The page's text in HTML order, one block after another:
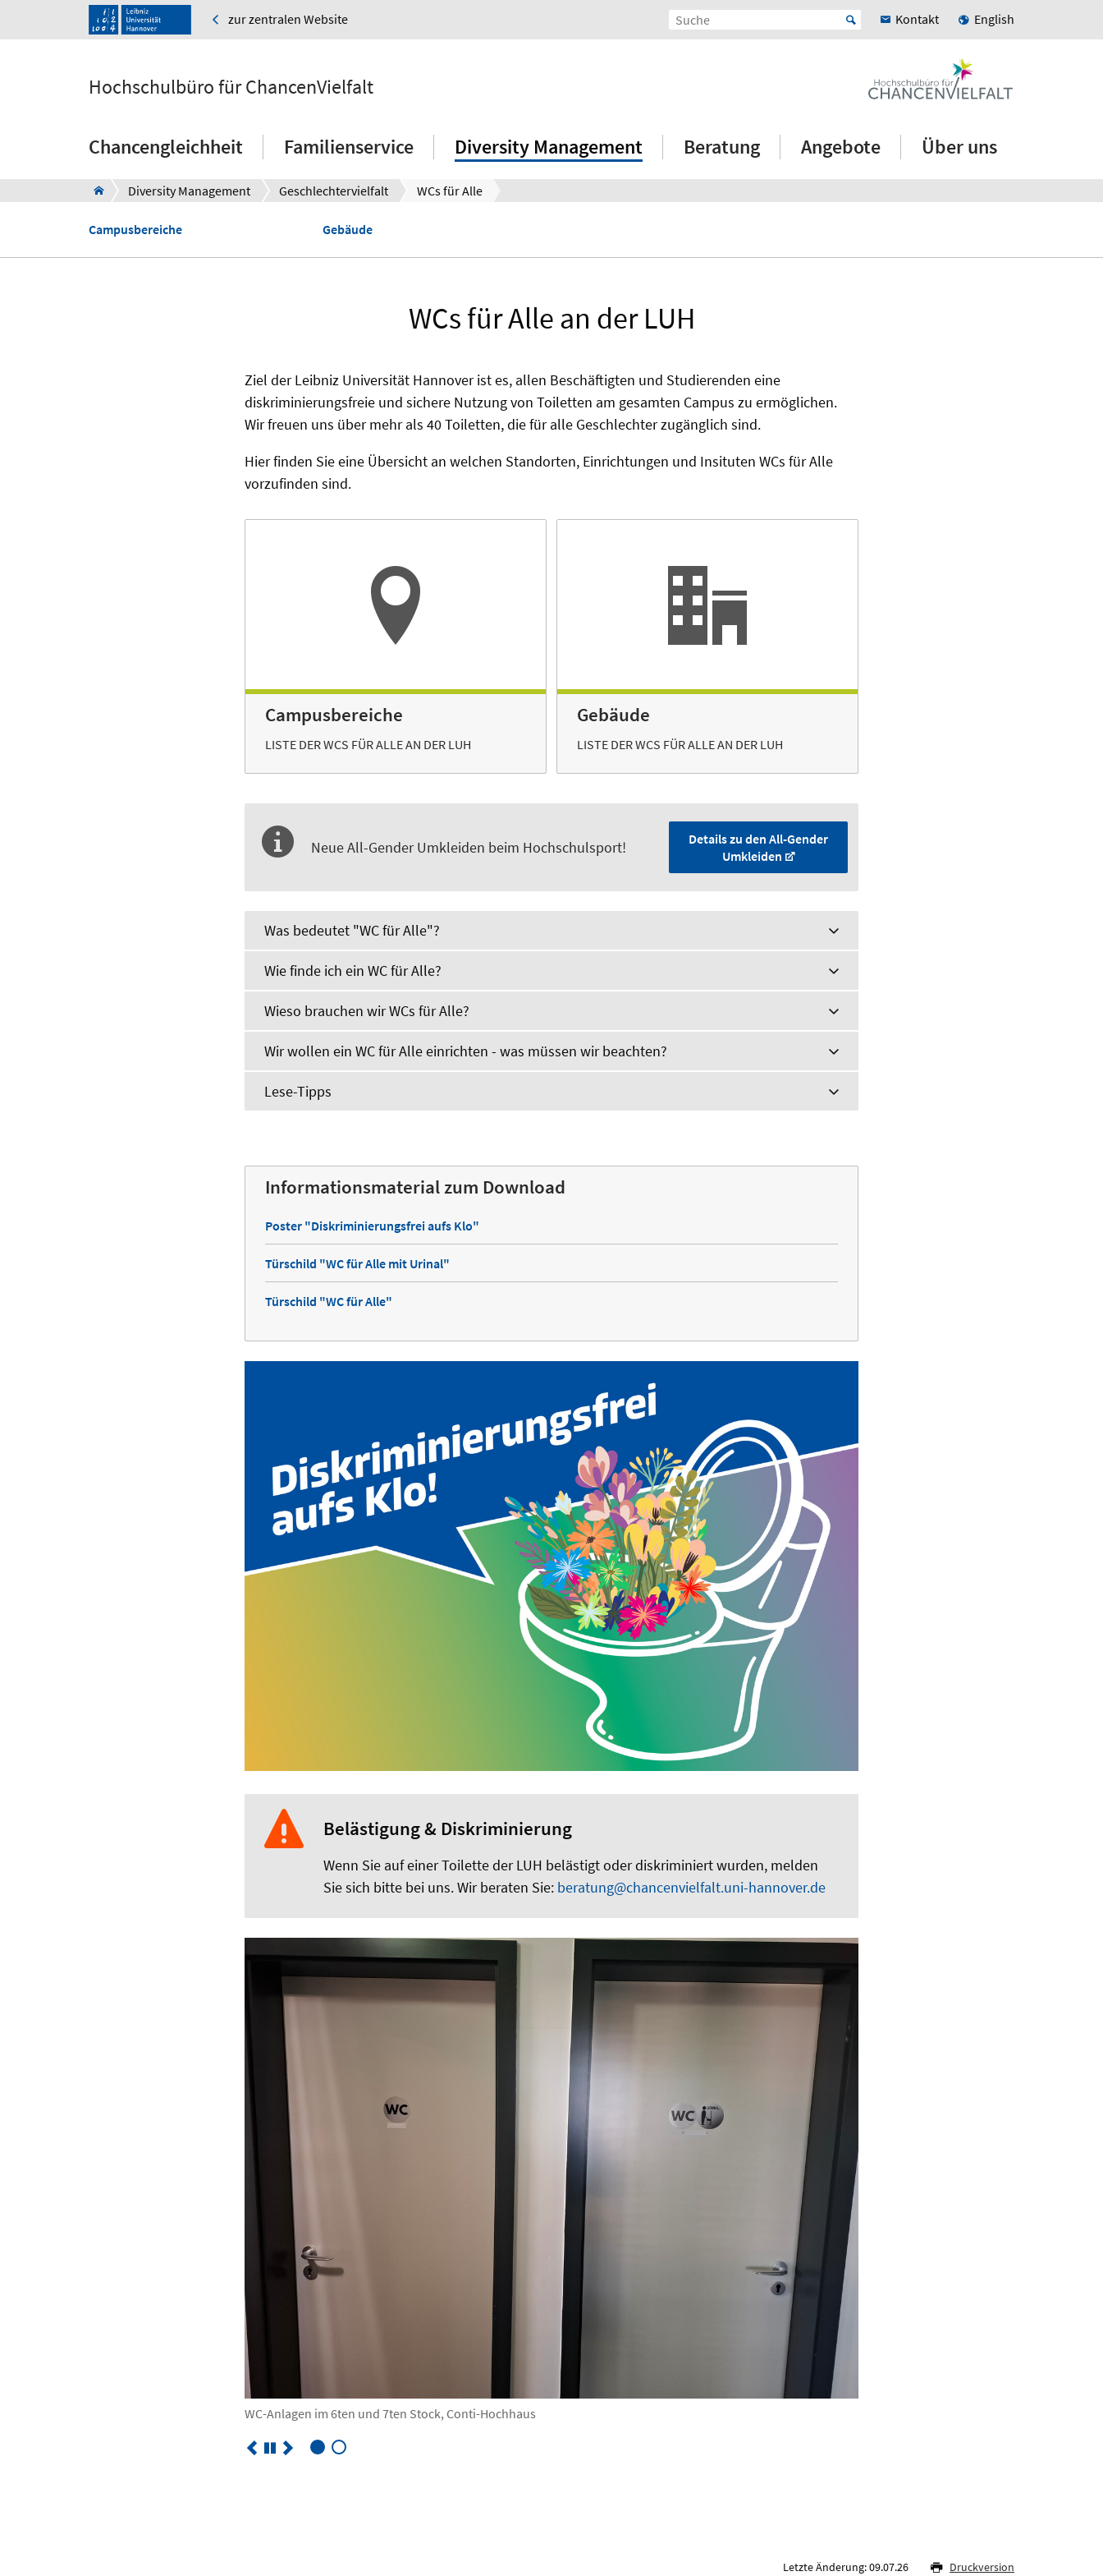
zur zentralen Website Kontakt English
Hochschulbüro für ChancenVielfalt
Chancengleichheit Familienservice Diversity Management Beratung Angebote Über uns
Diversity Management Geschlechtervielfalt WCs für Alle
Campusbereiche Gebäude
WCs für Alle an der LUH
Ziel der Leibniz Universität Hannover ist es, allen Beschäftigten und Studierenden eine
diskriminierungsfreie und sichere Nutzung von Toiletten am gesamten Campus zu ermöglichen.
Wir freuen uns über mehr als 40 Toiletten, die für alle Geschlechter zugänglich sind.
Hier finden Sie eine Übersicht an welchen Standorten, Einrichtungen und Insituten WCs für Alle
vorzufinden sind.
Campusbereiche
LISTE DER WCS FÜR ALLE AN DER LUH
Gebäude
LISTE DER WCS FÜR ALLE AN DER LUH
Neue All-Gender Umkleiden beim Hochschulsport!
Details zu den All-Gender
Umkleiden
Was bedeutet "WC für Alle"?
Wie finde ich ein WC für Alle?
Wieso brauchen wir WCs für Alle?
Wir wollen ein WC für Alle einrichten - was müssen wir beachten?
Lese-Tipps
Informationsmaterial zum Download
Poster "Diskriminierungsfrei aufs Klo"
Türschild "WC für Alle mit Urinal"
Türschild "WC für Alle"
Belästigung & Diskriminierung
Wenn Sie auf einer Toilette der LUH belästigt oder diskriminiert wurden, melden
Sie sich bitte bei uns. Wir beraten Sie: beratung@chancenvielfalt.uni-hannover.de
WC-Anlagen im 6ten und 7ten Stock, Conti-Hochhaus
Letzte Änderung: 09.07.26 Druckversion